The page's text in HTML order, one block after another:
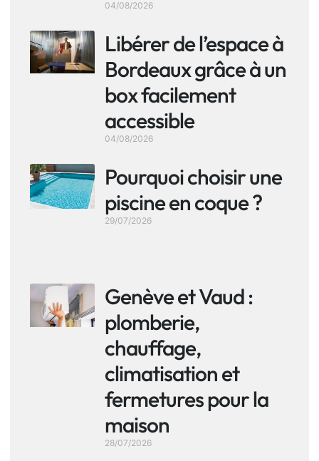
04/08/2026
Libérer de l’espace à
Bordeaux grâce à un
box facilement
accessible
04/08/2026
Pourquoi choisir une
piscine en coque ?
29/07/2026
Genève et Vaud :
plomberie,
chauffage,
climatisation et
fermetures pour la
maison
28/07/2026